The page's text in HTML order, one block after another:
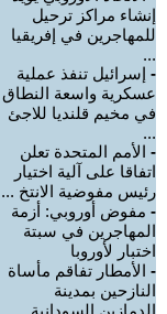
إنشاء مراكز ترحيل
للمهاجرين في إفريقيا
...
- إسرائيل تنفذ عملية
عسكرية واسعة النطاق
في مخيم قلنديا للاجئ
...
- الأمم المتحدة تعلن
اتفاقا على آلية اختيار
رئيس مفوضية الانتخ ...
- مفوض أوروبي: أزمة
المهاجرين في سبتة
اختبار لأوروبا
- الأمطار تفاقم مأساة
النازحين بمدينة
الدمازين السودانية